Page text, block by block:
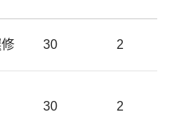
30 2
30 2